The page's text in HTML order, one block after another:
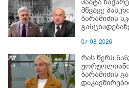
მწვავე
ბარამიძის
ვიცი...
კი ტყუის"
07-08-2026
რას წერს
ბარამიძის